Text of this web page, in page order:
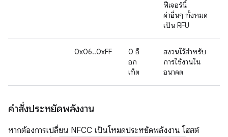
ฟีเจอร์นี้
ค่าอื่นๆ ทั้งหมด
เป็น RFU
0x06..0xFF
0 อ็
อก
เท็ต
สงวนไว้สำหรับ
การใช้งานใน
อนาคต
คำสั่งประหยัดพลังงาน
หากต้องการเปลี่ยน NFCC เป็นโหมดประหยัดพลังงาน โฮสต์